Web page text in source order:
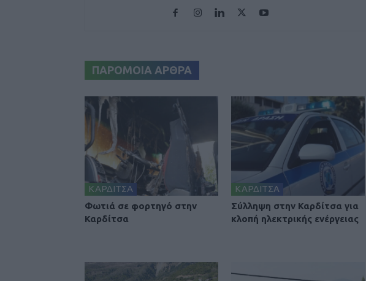
ΠΑΡΟΜΟΙΑ ΑΡΘΡΑ
ΚΑΡΔΙΤΣΑ
Φωτιά σε φορτηγό στην
Καρδίτσα
ΚΑΡΔΙΤΣΑ
Σύλληψη στην Καρδίτσα για
κλοπή ηλεκτρικής ενέργειας